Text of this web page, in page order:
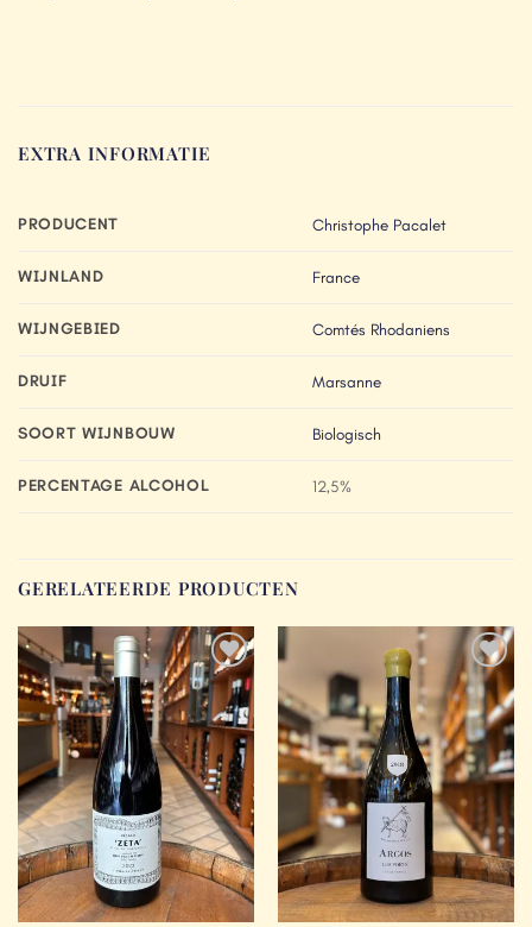
EXTRA INFORMATIE
PRODUCENT Christophe Pacalet
WIJNLAND France
WIJNGEBIED Comtés Rhodaniens
DRUIF Marsanne
SOORT WIJNBOUW Biologisch
PERCENTAGE ALCOHOL 12,5%
GERELATEERDE PRODUCTEN
Add to
Wishlist
Add to
Wishlist